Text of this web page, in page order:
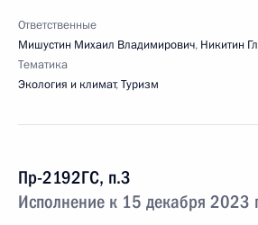
Ответственные
Мишустин Михаил Владимирович, Никитин
Тематика
Экология и климат,Туризм
Пр-2192ГС, п.3
Исполнение к 15 декабря 2023